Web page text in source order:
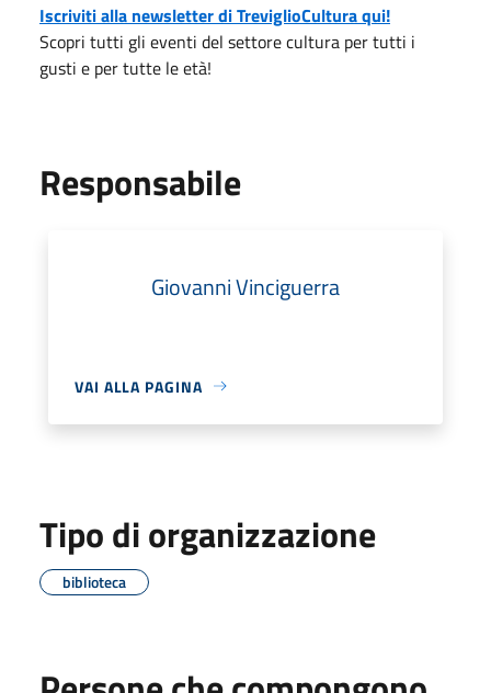
Iscriviti alla newsletter di TreviglioCultura qui!
Scopri tutti gli eventi del settore cultura per tutti i
gusti e per tutte le età!
Responsabile
Giovanni Vinciguerra
VAI ALLA PAGINA
Tipo di organizzazione
biblioteca